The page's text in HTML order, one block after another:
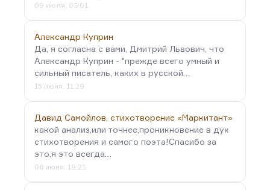
09 июля, 03:01
Александр Куприн
Да, я согласна с вами, Дмитрий Львович, что
Александр Куприн - "прежде всего умный и
сильный писатель, каких в русской…
15 июня, 11:29
Давид Самойлов, стихотворение «Маркитант»
какой анализ,или точнее,проникновение в дух
стихотворения и самого поэта!Спасибо за
это,я это всегда…
06 июня, 19:21